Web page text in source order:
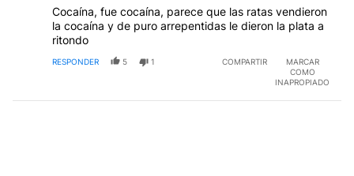
Cocaína, fue cocaína, parece que las ratas vendieron
la cocaína y de puro arrepentidas le dieron la plata a
ritondo
RESPONDER 5 1 COMPARTIR
MARCAR
COMO
INAPROPIADO